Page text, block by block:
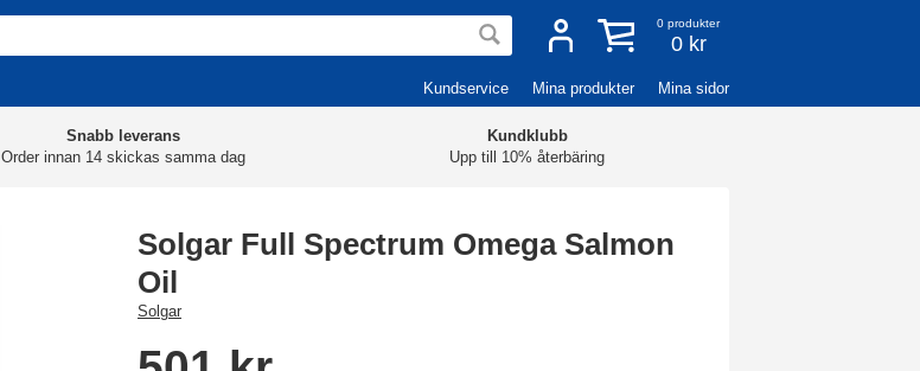
0 produkter
0 kr
Kundservice Mina produkter Mina sidor
Snabb leverans
Order innan 14 skickas samma dag
Kundklubb
Upp till 10% återbäring
Solgar Full Spectrum Omega Salmon
Oil
Solgar